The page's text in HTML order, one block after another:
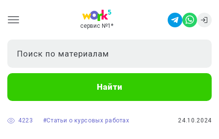
сервис №1 *
Найти
24.10.2024
#Статьи о курсовых работах
4223